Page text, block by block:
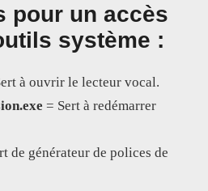
pour un accès
système :
à ouvrir le lecteur vocal.
= Sert à redémarrer
de générateur de polices de